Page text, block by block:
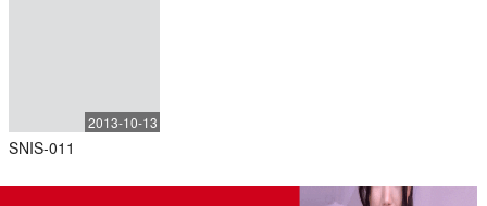
2013-10-13
SNIS-011